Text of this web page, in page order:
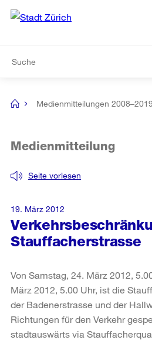
Navigation
[no
Medienmitteilungen 2008–2019
Stauffacherstrasse
Seite vorlesen
Medienmitteilung
19. März 2012
Von Samstag, 24. März 2012,
März 2012, 5.00 Uhr, ist die
der Badenerstrasse und der
Richtungen für den Verkehr
stadtauswärts via